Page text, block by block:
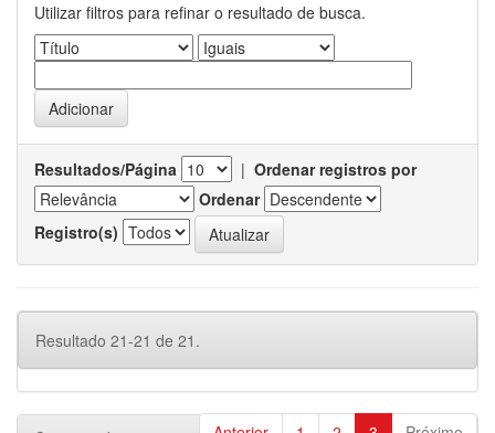
Utilizar filtros para refinar o resultado de busca.
Resultados/Página | Ordenar registros por
Ordenar
Registro(s)
Resultado 21-21 de 21.